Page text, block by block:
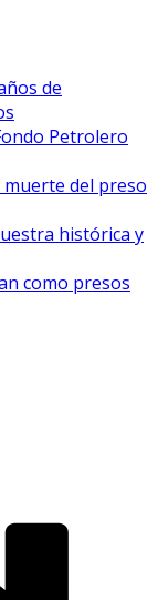
de
Petrolero
del preso
histórica y
como presos